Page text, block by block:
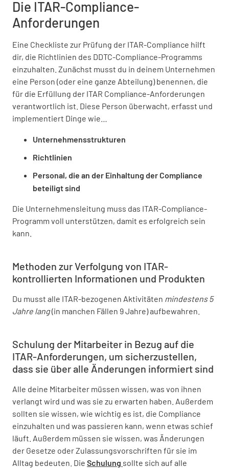
Die ITAR-Compliance-
Anforderungen
Eine Checkliste zur Prüfung der ITAR-Compliance hilft
dir, die Richtlinien des DDTC-Compliance-Programms
einzuhalten. Zunächst musst du in deinem Unternehmen
eine Person (oder eine ganze Abteilung) benennen, die
für die Erfüllung der ITAR Compliance-Anforderungen
verantwortlich ist. Diese Person überwacht, erfasst und
implementiert Dinge wie…
Unternehmensstrukturen
Richtlinien
Personal, die an der Einhaltung der Compliance
beteiligt sind
Die Unternehmensleitung muss das ITAR-Compliance-
Programm voll unterstützen, damit es erfolgreich sein
kann.
Methoden zur Verfolgung von ITAR-
kontrollierten Informationen und Produkten
Du musst alle ITAR-bezogenen Aktivitäten mindestens 5
Jahre lang(in manchen Fällen 9 Jahre) aufbewahren.
Schulung der Mitarbeiter in Bezug auf die
ITAR-Anforderungen, um sicherzustellen,
dass sie über alle Änderungen informiert sind
Alle deine Mitarbeiter müssen wissen, was von ihnen
verlangt wird und was sie zu erwarten haben. Außerdem
sollten sie wissen, wie wichtig es ist, die Compliance
einzuhalten und was passieren kann, wenn etwas schief
läuft. Außerdem müssen sie wissen, was Änderungen
der Gesetze oder Zulassungsvorschriften für sie im
Alltag bedeuten. Die Schulung sollte sich auf alle